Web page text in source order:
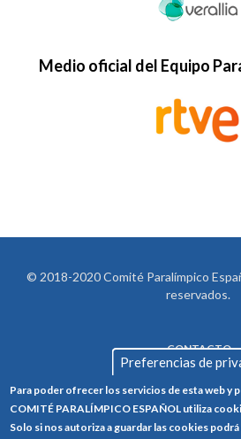
Medio oficial del Equipo
© 2018-2020 Comité Paralímpico
reservados.
FOOTER
CONTACTO
POLÍTICA DE
POLÍTICA DE
Preferencias de
Para poder ofrecer los servicios de esta web y
COMITÉ PARALÍMPICO ESPAÑOL utiliza
Solo si nos autoriza a guardar las cookies